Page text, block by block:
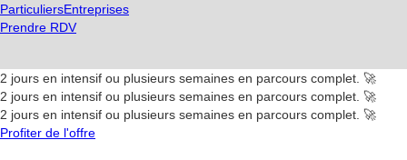
ParticuliersEntreprises
Prendre RDV
2 jours en intensif ou plusieurs semaines en parcours complet. 🚀
2 jours en intensif ou plusieurs semaines en parcours complet. 🚀
2 jours en intensif ou plusieurs semaines en parcours complet. 🚀
Profiter de l'offre